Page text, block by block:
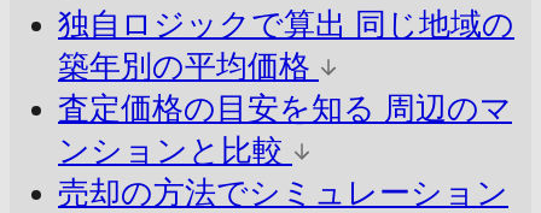
独自ロジックで算出 同じ地域の
築年別の平均価格
査定価格の目安を知る 周辺のマ
ンションと比較
売却の方法でシミュレーション